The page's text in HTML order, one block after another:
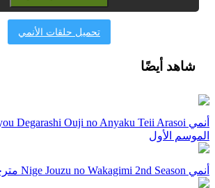
تحميل حلقات الأنمي
شاهد أيضًا
الموسم الأول
أنمي Nige Jouzu no Wakagimi 2nd Season مترجم الموسم الثاني